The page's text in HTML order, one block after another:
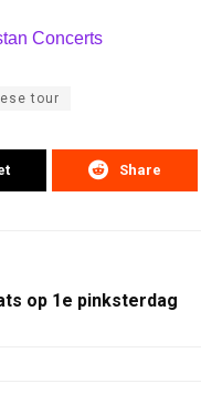
Concerts
tour
Share
op 1e pinksterdag